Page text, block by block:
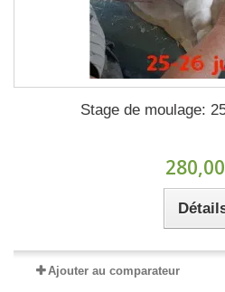
Stage de moulage:
Ajouter au comparateur